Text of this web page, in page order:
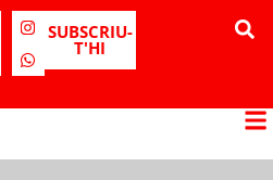
SUBSCRIU-
T'HI